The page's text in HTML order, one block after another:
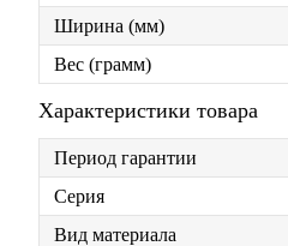
Ширина (мм)
Вес (грамм)
Характеристики товара
Период гарантии
Серия
Вид материала